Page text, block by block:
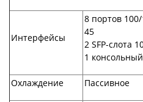
Интерфейсы
8 портов 100/
45
2 SFP-слота
1
Охлаждение Пассивное